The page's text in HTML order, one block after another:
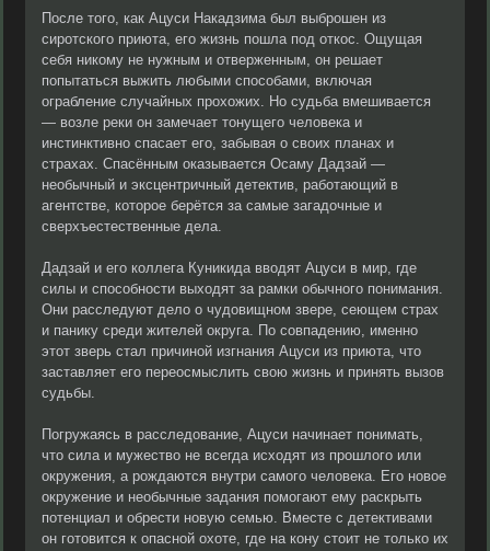
После того, как Ацуси Накадзима был выброшен из
сиротского приюта, его жизнь пошла под откос. Ощущая
себя никому не нужным и отверженным, он решает
попытаться выжить любыми способами, включая
ограбление случайных прохожих. Но судьба вмешивается
— возле реки он замечает тонущего человека и
инстинктивно спасает его, забывая о своих планах и
страхах. Спасённым оказывается Осаму Дадзай —
необычный и эксцентричный детектив, работающий в
агентстве, которое берётся за самые загадочные и
сверхъестественные дела.
Дадзай и его коллега Куникида вводят Ацуси в мир, где
силы и способности выходят за рамки обычного понимания.
Они расследуют дело о чудовищном звере, сеющем страх
и панику среди жителей округа. По совпадению, именно
этот зверь стал причиной изгнания Ацуси из приюта, что
заставляет его переосмыслить свою жизнь и принять вызов
судьбы.
Погружаясь в расследование, Ацуси начинает понимать,
что сила и мужество не всегда исходят из прошлого или
окружения, а рождаются внутри самого человека. Его новое
окружение и необычные задания помогают ему раскрыть
потенциал и обрести новую семью. Вместе с детективами
он готовится к опасной охоте, где на кону стоит не только их